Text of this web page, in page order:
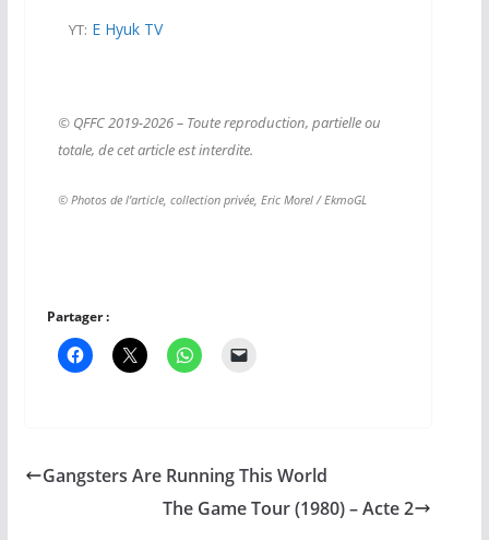
YT: E Hyuk TV
© QFFC 2019-2026 – Toute reproduction, partielle ou
totale, de cet article est interdite.
© Photos de l’article, collection privée, Eric Morel / EkmoGL
Partager :
Gangsters Are Running This World
The Game Tour (1980) – Acte 2